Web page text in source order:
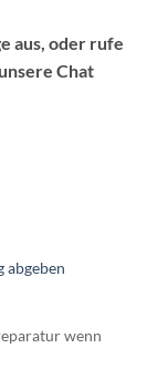
aus, oder rufe
Chat
abgeben
wenn